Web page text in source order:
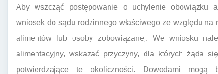
Aby wszcząć postępowanie o uchylenie obowiązku
wniosek do sądu rodzinnego właściwego ze względu
alimentów lub osoby zobowiązanej. We wniosku
alimentacyjny, wskazać przyczyny, dla których żąda
potwierdzające te okoliczności. Dowodami mogą